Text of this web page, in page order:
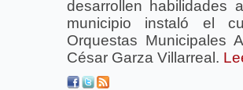
desarrollen habilidades
municipio instaló el
Orquestas Municipales
César Garza Villarreal.